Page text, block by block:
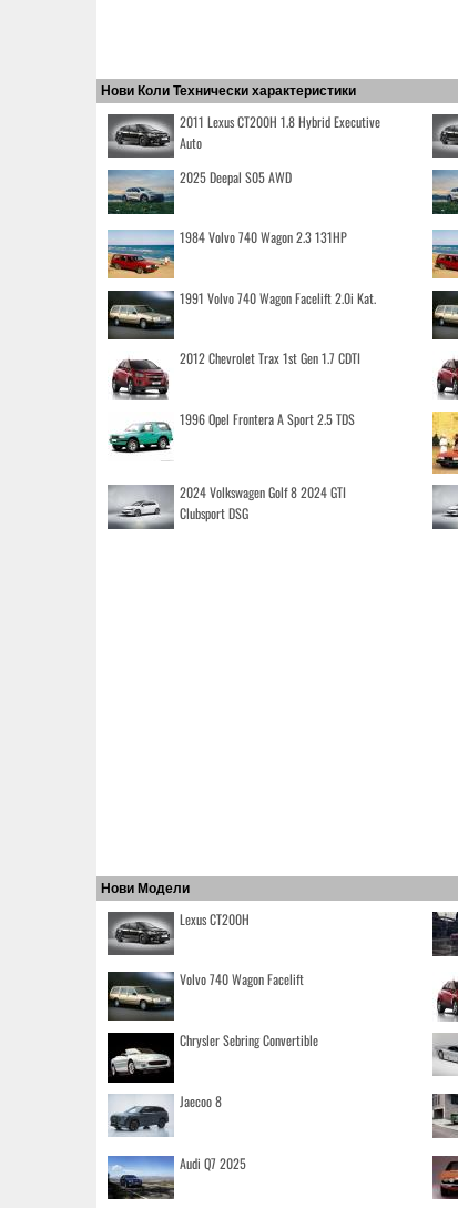
Нови Коли Технически характеристики
2011 Lexus CT200H 1.8 Hybrid Executive
Auto
2025 Deepal S05 AWD
1984 Volvo 740 Wagon 2.3 131HP
1991 Volvo 740 Wagon Facelift 2.0i Kat.
2012 Chevrolet Trax 1st Gen 1.7 CDTI
1996 Opel Frontera A Sport 2.5 TDS
2024 Volkswagen Golf 8 2024 GTI
Clubsport DSG
Нови Модели
Lexus CT200H
Volvo 740 Wagon Facelift
Chrysler Sebring Convertible
Jaecoo 8
Audi Q7 2025